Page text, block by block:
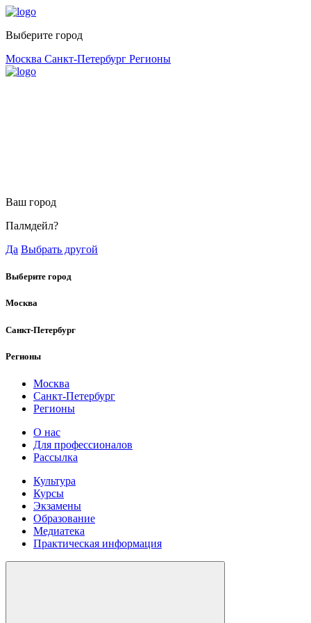
Выберите город
Москва Санкт-Петербург Регионы
Ваш город
Палмдейл?
Да Выбрать другой
Выберите город
Москва
Санкт-Петербург
Регионы
Москва
Санкт-Петербург
Регионы
О нас
Для профессионалов
Рассылка
Культура
Курсы
Экзамены
Образование
Медиатека
Практическая информация